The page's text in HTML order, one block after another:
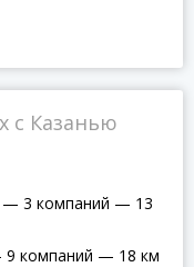
с Казанью
— 3 компаний — 13
9 компаний — 18 км